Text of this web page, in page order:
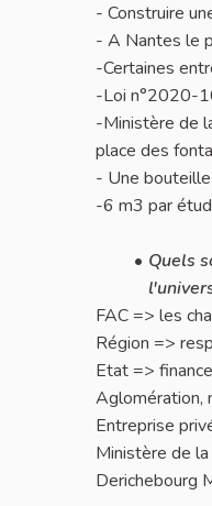
- Construire
- A Nantes le
-Certaines
-Loi n°2020-
-Ministère de
place des
- Une
-6 m3 par
Quels
FAC => les
Région =>
Etat =>
Aglomération,
Entreprise
Ministère de
Derichebourg